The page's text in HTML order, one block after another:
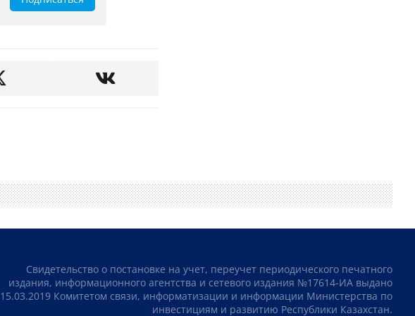
Свидетельство о постановке на учет, переучет периодического печатного
издания, информационного агентства и сетевого издания №17614-ИА выдано
15.03.2019 Комитетом связи, информатизации и информации Министерства по
инвестициям и развитию Республики Казахстан.